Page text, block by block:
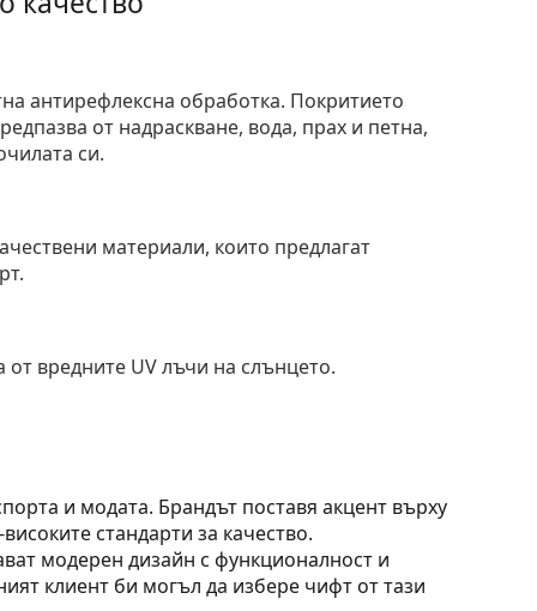
антирефлексна обработка. Покритието
от надраскване, вода, прах и петна,
си.
материали, които предлагат
вредните UV лъчи на слънцето.
и модата. Брандът поставя акцент върху
стандарти за качество.
модерен дизайн с функционалност и
клиент би могъл да избере чифт от тази